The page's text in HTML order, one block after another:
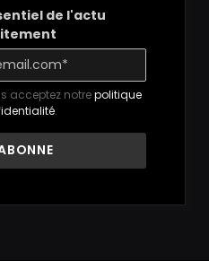
de l'actu
acceptez notrepolitique
.